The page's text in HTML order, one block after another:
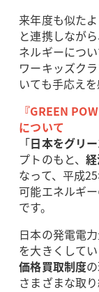
来年度も似た
と連携しなが
ネルギーにつ
ワーキッズク
いても手応え
『GREEN
について
「日本をグリ
プトのもと、
なって、平成
可能エネルギ
です。
日本の発電電
を大きくして
価格買取制度
さまざまな取